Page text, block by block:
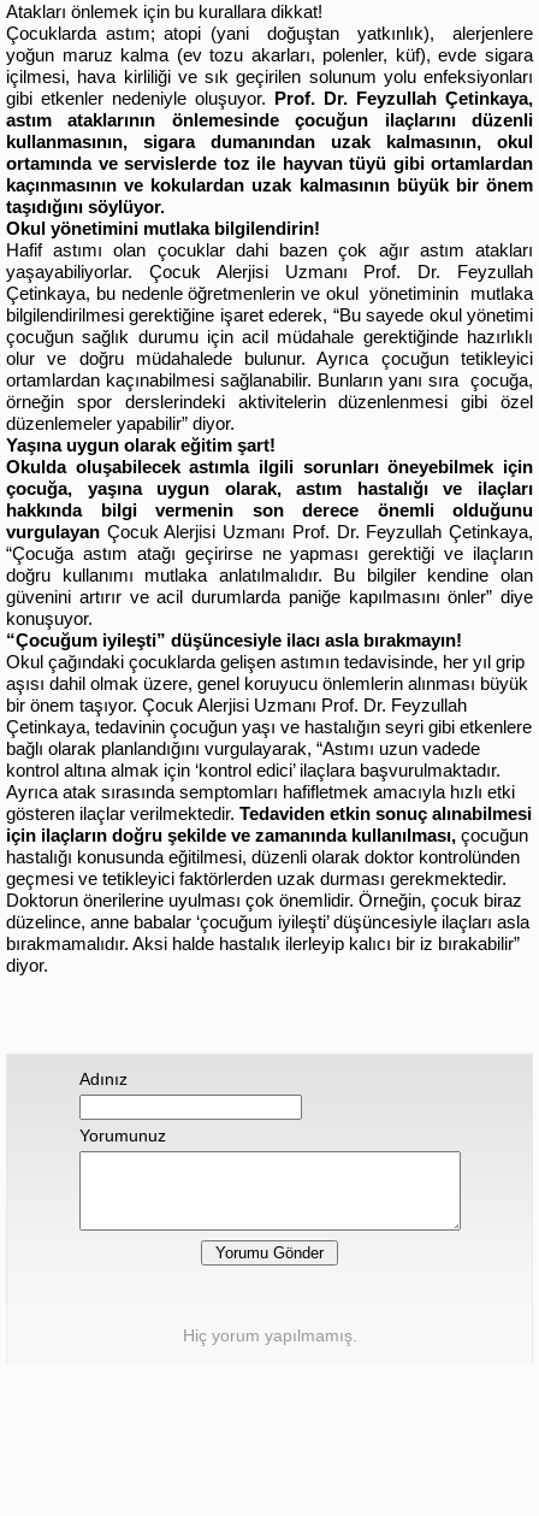
Atakları önlemek için bu kurallara dikkat!
Çocuklarda astım; atopi (yani doğuştan yatkınlık), alerjenlere
yoğun maruz kalma (ev tozu akarları, polenler, küf), evde sigara
içilmesi, hava kirliliği ve sık geçirilen solunum yolu enfeksiyonları
gibi etkenler nedeniyle oluşuyor. Prof. Dr. Feyzullah Çetinkaya,
astım ataklarının önlemesinde çocuğun ilaçlarını düzenli
kullanmasının, sigara dumanından uzak kalmasının, okul
ortamında ve servislerde toz ile hayvan tüyü gibi ortamlardan
kaçınmasının ve kokulardan uzak kalmasının büyük bir önem
taşıdığını söylüyor.
Okul yönetimini mutlaka bilgilendirin!
Hafif astımı olan çocuklar dahi bazen çok ağır astım atakları
yaşayabiliyorlar.
Çocuk Alerjisi Uzmanı Prof. Dr. Feyzullah
Çetinkaya, bu nedenle öğretmenlerin ve okul yönetiminin mutlaka
bilgilendirilmesi gerektiğine işaret ederek, “Bu sayede okul yönetimi
çocuğun sağlık durumu için acil müdahale gerektiğinde hazırlıklı
olur ve doğru müdahalede bulunur. Ayrıca çocuğun tetikleyici
ortamlardan kaçınabilmesi sağlanabilir. Bunların yanı sıra çocuğa,
örneğin spor derslerindeki aktivitelerin düzenlenmesi gibi özel
düzenlemeler yapabilir” diyor.
Yaşına uygun olarak eğitim şart!
Okulda oluşabilecek astımla ilgili sorunları öneyebilmek için
çocuğa, yaşına uygun olarak, astım hastalığı ve ilaçları
hakkında bilgi vermenin son derece önemli olduğunu
vurgulayan Çocuk Alerjisi Uzmanı Prof. Dr. Feyzullah Çetinkaya,
“Çocuğa astım atağı geçirirse ne yapması gerektiği ve ilaçların
doğru kullanımı mutlaka anlatılmalıdır. Bu bilgiler kendine olan
güvenini artırır ve acil durumlarda paniğe kapılmasını önler” diye
konuşuyor.
“Çocuğum iyileşti” düşüncesiyle ilacı asla bırakmayın!
Okul çağındaki çocuklarda gelişen astımın tedavisinde, her yıl grip
aşısı dahil olmak üzere, genel koruyucu önlemlerin alınması büyük
bir önem taşıyor. Çocuk Alerjisi Uzmanı Prof. Dr. Feyzullah
Çetinkaya, tedavinin çocuğun yaşı ve hastalığın seyri gibi etkenlere
bağlı olarak planlandığını vurgulayarak, “Astımı uzun vadede
kontrol altına almak için ‘kontrol edici’ ilaçlara başvurulmaktadır.
Ayrıca atak sırasında semptomları hafifletmek amacıyla hızlı etki
gösteren ilaçlar verilmektedir. Tedaviden etkin sonuç alınabilmesi
için ilaçların doğru şekilde ve zamanında kullanılması, çocuğun
hastalığı konusunda eğitilmesi, düzenli olarak doktor kontrolünden
geçmesi ve tetikleyici faktörlerden uzak durması gerekmektedir.
Doktorun önerilerine uyulması çok önemlidir. Örneğin, çocuk biraz
düzelince, anne babalar ‘çocuğum iyileşti’ düşüncesiyle ilaçları asla
bırakmamalıdır. Aksi halde hastalık ilerleyip kalıcı bir iz bırakabilir”
diyor.
Adınız
Yorumunuz
Hiç yorum yapılmamış.